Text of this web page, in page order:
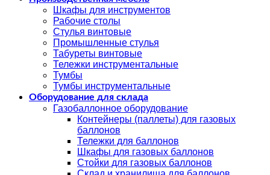
Шкафы для инструментов
Рабочие столы
Стулья винтовые
Промышленные стулья
Табуреты винтовые
Тележки инструментальные
Тумбы
Тумбы инструментальные
Оборудование для склада
Газобаллонное оборудование
Контейнеры (паллеты) для газовых
баллонов
Тележки для баллонов
Шкафы для газовых баллонов
Стойки для газовых баллонов